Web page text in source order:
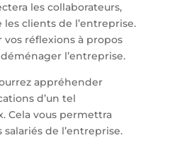
les collaborateurs,
clients de l’entreprise.
réflexions à propos
l’entreprise.
appréhender
d’un tel
Cela vous permettra
de l’entreprise.